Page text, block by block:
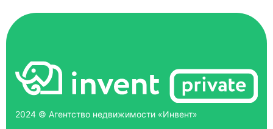
2024 © Агентство недвижимости «Инвент»